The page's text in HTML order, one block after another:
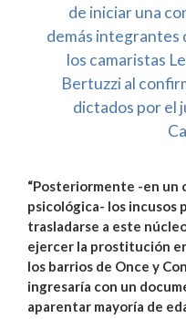
de iniciar una
demás integrantes
los camaristas
Bertuzzi al
dictados por el
“Posteriormente -en
psicológica- los incusos
trasladarse a este
ejercer la prostitución
los barrios de Once y
ingresaría con un
aparentar mayoría de